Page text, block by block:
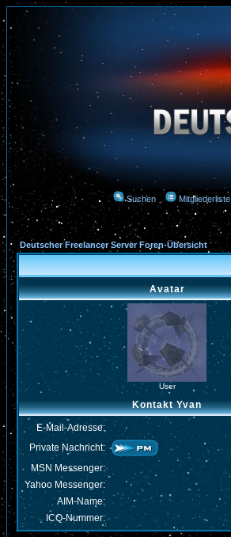
Suchen Mitgliederliste
Deutscher Freelancer Server Foren-Übersicht
Avatar
User
Kontakt Yvan
E-Mail-Adresse:
Private Nachricht:
MSN Messenger:
Yahoo Messenger:
AIM-Name:
ICQ-Nummer: